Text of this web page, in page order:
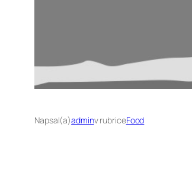
Napsal(a)adminv rubriceFood